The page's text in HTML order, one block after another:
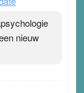
nieuw